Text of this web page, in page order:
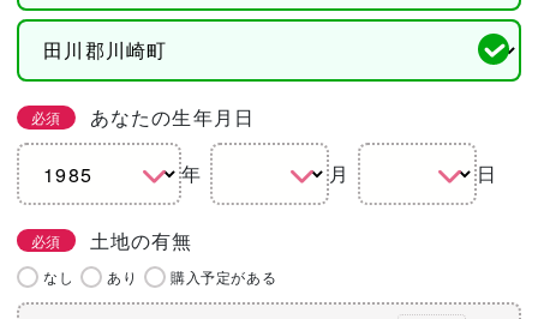
必須 あなたの生年月日
年 月 日
必須 土地の有無
なし あり 購入予定がある